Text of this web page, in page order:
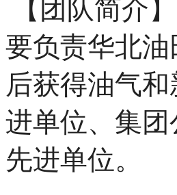
【团队简介
要负责华北
后获得油气
进单位、集
先进单位。